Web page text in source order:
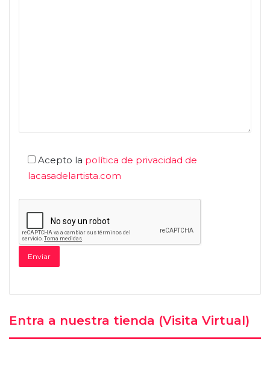
Acepto la política de privacidad de
lacasadelartista.com
Entra a nuestra tienda (Visita Virtual)